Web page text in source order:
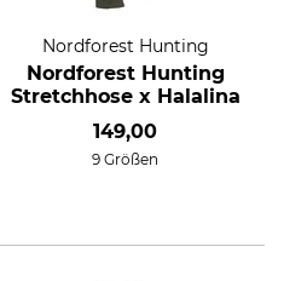
Nordforest Hunting
Nordforest Hunting
Stretchhose x Halalina
149,00
9 Größen